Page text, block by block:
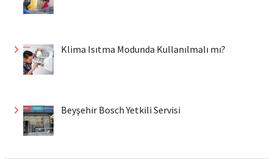
Klima Isıtma Modunda Kullanılmalı mı?
Beyşehir Bosch Yetkili Servisi